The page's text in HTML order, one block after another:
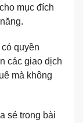
mục đích
quyền
các giao dịch
mà không
sẻ trong bài